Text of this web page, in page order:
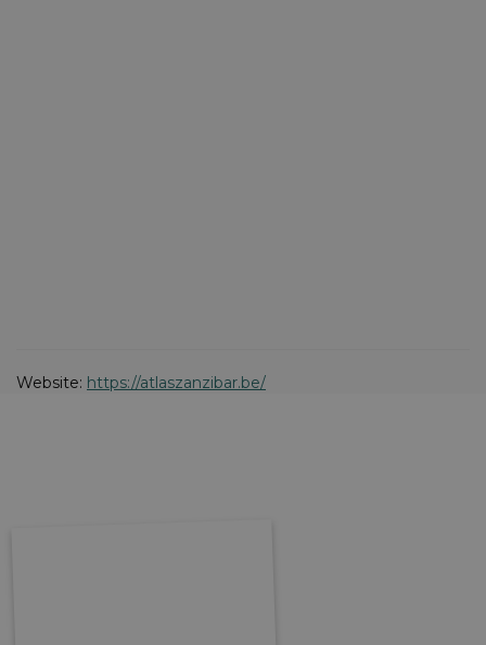
Website: https://atlaszanzibar.be/